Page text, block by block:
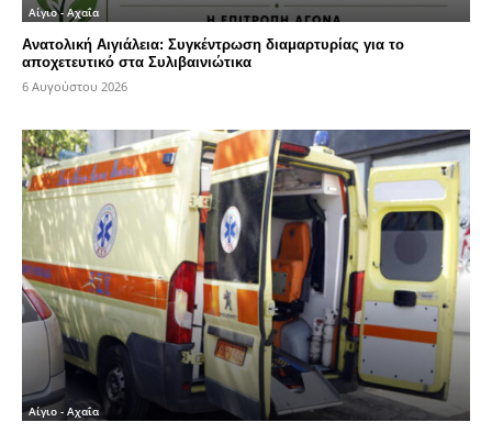
Αίγιο - Αχαΐα
Ανατολική Αιγιάλεια: Συγκέντρωση διαμαρτυρίας για το
αποχετευτικό στα Συλιβαινιώτικα
6 Αυγούστου 2026
Αίγιο - Αχαΐα